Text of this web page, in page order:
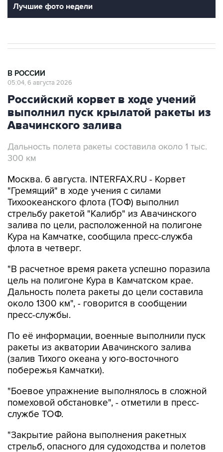
Лучшие фото недели
В РОССИИ
05:04, 6 августа 2026
Российский корвет в ходе учений
выполнил пуск крылатой ракеты из
Авачинского залива
Дальность полета ракеты составила около 1 тыс.
300 км
Москва. 6 августа. INTERFAX.RU - Корвет
"Гремящий" в ходе учения с силами
Тихоокеанского флота (ТОФ) выполнил
стрельбу ракетой "Калибр" из Авачинского
залива по цели, расположенной на полигоне
Кура на Камчатке, сообщила пресс-служба
флота в четверг.
"В расчетное время ракета успешно поразила
цель на полигоне Кура в Камчатском крае.
Дальность полета ракеты до цели составила
около 1300 км", - говорится в сообщении
пресс-службы.
По её информации, военные выполнили пуск
ракеты из акватории Авачинского залива
(залив Тихого океана у юго-восточного
побережья Камчатки).
"Боевое упражнение выполнялось в сложной
помеховой обстановке", - отметили в пресс-
службе ТОФ.
"Закрытие района выполнения ракетных
стрельб, опасного для судоходства и полетов